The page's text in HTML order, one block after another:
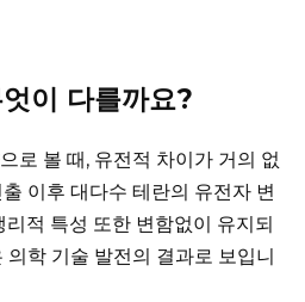
이 다를까요?
로 볼 때, 유전적 차이가 거의 없
이후 대다수 테란의 유전자 변
적 특성 또한 변함없이 유지되
학 기술 발전의 결과로 보입니